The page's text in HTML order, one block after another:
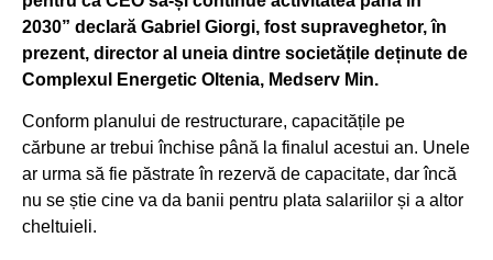
2030” declară Gabriel Giorgi, fost supraveghetor, în
prezent, director al uneia dintre societățile deținute de
Complexul Energetic Oltenia, Medserv Min.
Conform planului de restructurare, capacitățile pe
cărbune ar trebui închise până la finalul acestui an. Unele
ar urma să fie păstrate în rezervă de capacitate, dar încă
nu se știe cine va da banii pentru plata salariilor și a altor
cheltuieli.